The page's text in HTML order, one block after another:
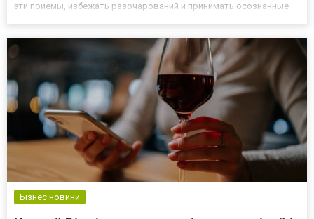
эти приемы, избежать разочарований и принимать осознанные
щедрости, но дьяв...
Бізнес новини